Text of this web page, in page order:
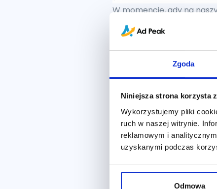
Zgoda
Niniejsza strona korzysta
Wykorzystujemy pliki
ruch w naszej witrynie.
reklamowym i
uzyskanymi podczas
Odmowa
W momencie, gdy na
informuje nas o tym
taki komunikat.